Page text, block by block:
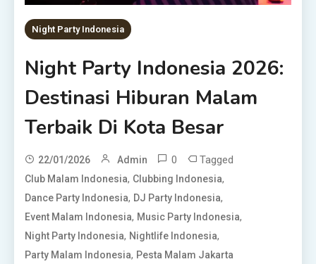
Night Party Indonesia
Night Party Indonesia 2026:
Destinasi Hiburan Malam
Terbaik Di Kota Besar
22/01/2026 Admin 0 Tagged
Club Malam Indonesia, Clubbing Indonesia,
Dance Party Indonesia, DJ Party Indonesia,
Event Malam Indonesia, Music Party Indonesia,
Night Party Indonesia, Nightlife Indonesia,
Party Malam Indonesia, Pesta Malam Jakarta